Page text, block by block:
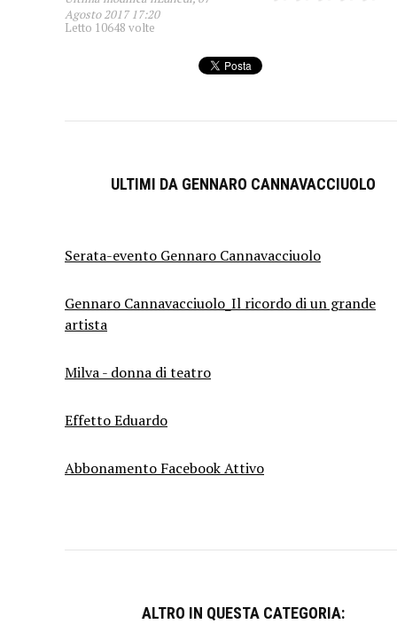
Agosto 2017 17:20
Letto 10648 volte
ULTIMI DA GENNARO CANNAVACCIUOLO
Serata-evento Gennaro Cannavacciuolo
Gennaro Cannavacciuolo_Il ricordo di un grande
artista
Milva - donna di teatro
Effetto Eduardo
Abbonamento Facebook Attivo
ALTRO IN QUESTA CATEGORIA: